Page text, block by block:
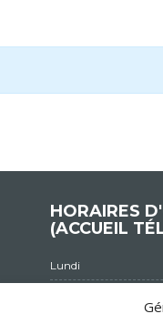
HORAIRES
(ACCUEIL
Lundi